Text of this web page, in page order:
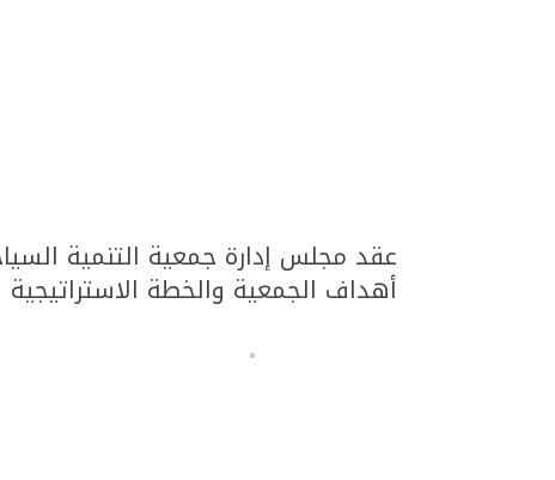
عقد مجلس إدارة جمعية التنمية
أهداف الجمعية والخطة